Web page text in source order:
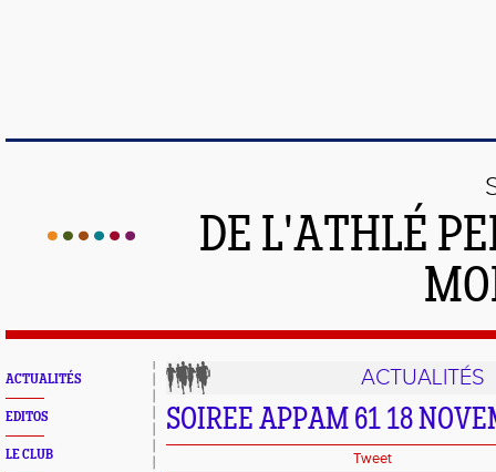
DE L'ATHLÉ
ACTUALITÉS
EDITOS
LE CLUB
ACTUALITÉS
SOIREE APPAM 61 18
Tweet